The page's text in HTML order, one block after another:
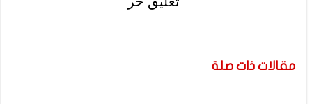
مقالات ذات صلة